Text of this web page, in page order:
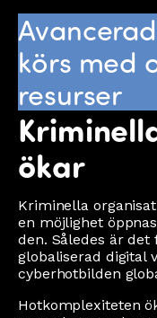
körs med
resurser
ökar
Kriminella
en möjlighet
den. Således är det
globaliserad digital
cyberhotbilden
Hotkomplexiteten